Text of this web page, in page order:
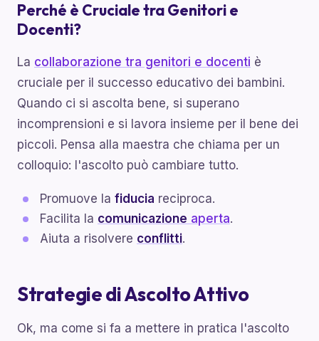
Perché è Cruciale tra Genitori e
Docenti?
La collaborazione tra genitori e docenti è
cruciale per il successo educativo dei bambini.
Quando ci si ascolta bene, si superano
incomprensioni e si lavora insieme per il bene dei
piccoli. Pensa alla maestra che chiama per un
colloquio: l'ascolto può cambiare tutto.
Promuove la fiducia reciproca.
Facilita la comunicazione aperta.
Aiuta a risolvere conflitti.
Strategie di Ascolto Attivo
Ok, ma come si fa a mettere in pratica l'ascolto